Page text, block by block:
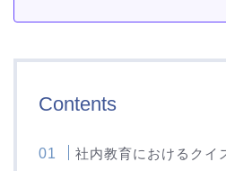
Contents
社内教育におけるクイ